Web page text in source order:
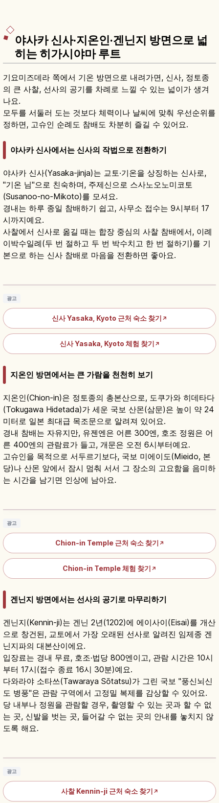
야사카 신사·지온인·겐닌지 방면으로 넓
히는 히가시야마 루트
기요미즈데라 쪽에서 기온 방면으로 내려가면, 신사, 정토종
의 큰 사찰, 선사의 공기를 차례로 느낄 수 있는 넓이가 생겨
나요.
모두를 서둘러 도는 것보다 체력이나 날씨에 맞춰 우선순위를
정하면, 고슈인 순례도 참배도 차분히 즐길 수 있어요.
야사카 신사에서는 신사의 작법으로 전환하기
야사카 신사(Yasaka-jinja)는 교토·기온을 상징하는 신사로,
"기온 님"으로 친숙하며, 주제신으로 스사노오노미코토
(Susanoo-no-Mikoto)를 모셔요.
경내는 하루 종일 참배하기 쉽고, 사무소 접수는 9시부터 17
시까지예요.
사찰에서 신사로 옮길 때는 합장 중심의 사찰 참배에서, 이례
이박수일례(두 번 절하고 두 번 박수치고 한 번 절하기)를 기
본으로 하는 신사 참배로 마음을 전환하면 좋아요.
교토 야사카 신사 가이드｜기온의 상징·기온 마
광고
신사 Yasaka, Kyoto 근처 숙소 찾기 ↗
신사 Yasaka, Kyoto 체험 찾기 ↗
지온인 방면에서는 큰 가람을 천천히 보기
지온인(Chion-in)은 정토종의 총본산으로, 도쿠가와 히데타다
(Tokugawa Hidetada)가 세운 국보 산몬(삼문)은 높이 약 24
미터로 일본 최대급 목조문으로 알려져 있어요.
경내 참배는 자유지만, 유젠엔은 어른 300엔, 호조 정원은 어
른 400엔의 관람료가 들고, 개문은 오전 6시부터예요.
고슈인을 목적으로 서두르기보다, 국보 미에이도(Mieido, 본
당)나 산몬 앞에서 잠시 멈춰 서서 그 장소의 고요함을 음미하
는 시간을 남기면 인상에 남아요.
광고
Chion-in Temple 근처 숙소 찾기 ↗
Chion-in Temple 체험 찾기 ↗
겐닌지 방면에서는 선사의 공기로 마무리하기
겐닌지(Kennin-ji)는 겐닌 2년(1202)에 에이사이(Eisai)를 개산
으로 창건된, 교토에서 가장 오래된 선사로 알려진 임제종 겐
닌지파의 대본산이에요.
입장료는 경내 무료, 호조·법당 800엔이고, 관람 시간은 10시
부터 17시(접수 종료 16시 30분)예요.
다와라야 소타쓰(Tawaraya Sōtatsu)가 그린 국보 "풍신뇌신
도 병풍"은 관람 구역에서 고정밀 복제를 감상할 수 있어요.
당 내부나 정원을 관람할 경우, 촬영할 수 있는 곳과 할 수 없
는 곳, 신발을 벗는 곳, 들어갈 수 없는 곳의 안내를 놓치지 않
도록 해요.
겐닌지 참배 가이드｜교토 에이사이 선사와 가
광고
사찰 Kennin-ji 근처 숙소 찾기 ↗